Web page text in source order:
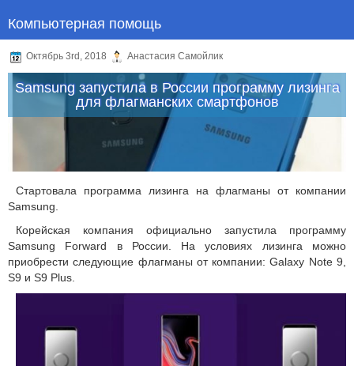
Компьютерная помощь
Октябрь 3rd, 2018 Анастасия Самойлик
Samsung запустила в России программу лизинга
для флагманских смартфонов
Стартовала программа лизинга на флагманы от компании
Samsung.
Корейская компания официально запустила программу
Samsung Forward в России. На условиях лизинга можно
приобрести следующие флагманы от компании: Galaxy Note 9,
S9 и S9 Plus.